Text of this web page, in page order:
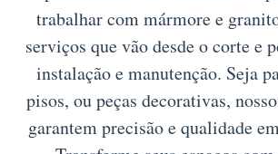
trabalhar com mármore e
serviços que vão desde o corte e
instalação e manutenção. Seja
pisos, ou peças decorativas,
garantem precisão e qualidade